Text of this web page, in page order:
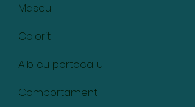
Mascul
Colorit :
Alb cu portocaliu
Comportament :